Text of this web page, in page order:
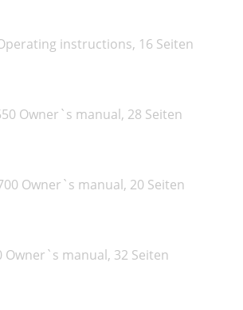
instructions, 16 Seiten
Owner`s manual, 28 Seiten
Owner`s manual, 20 Seiten
Owner`s manual, 32 Seiten